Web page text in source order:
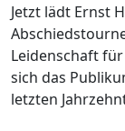
Jetzt lädt Ernst
Leidenschaft
sich das
letzten